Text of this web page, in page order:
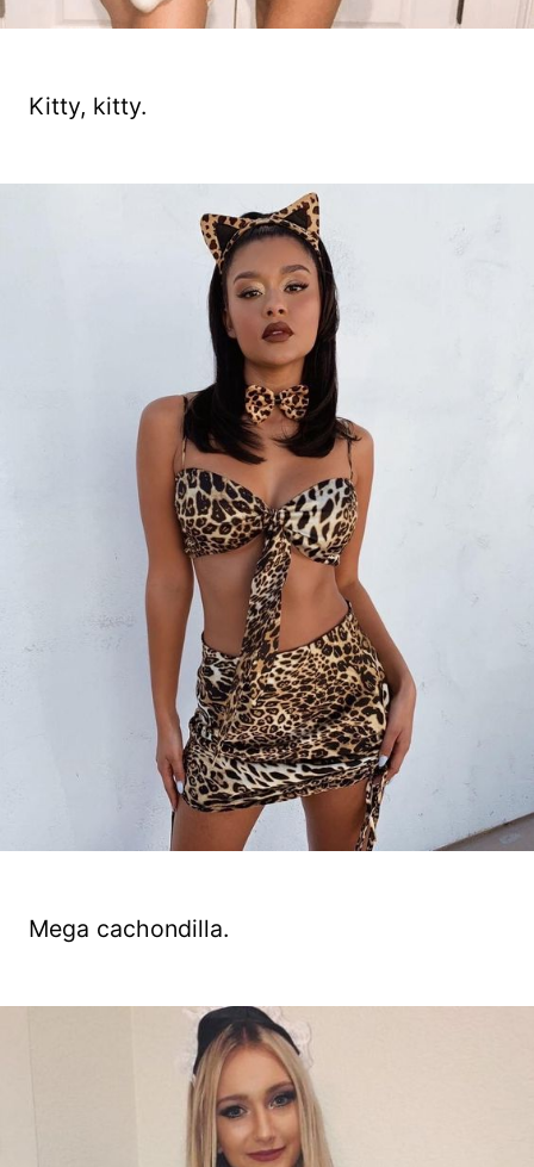
Kitty, kitty.
Mega cachondilla.